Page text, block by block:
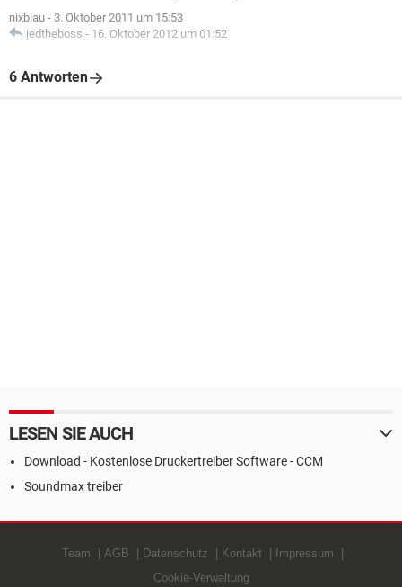
nixblau - 3. Oktober 2011 um 15:53
jedtheboss - 16. Oktober 2012 um 01:52
6 Antworten
LESEN SIE AUCH
Download - Kostenlose Druckertreiber Software - CCM
Soundmax treiber
Team AGB Datenschutz Kontakt
Impressum
Cookie-Verwaltung